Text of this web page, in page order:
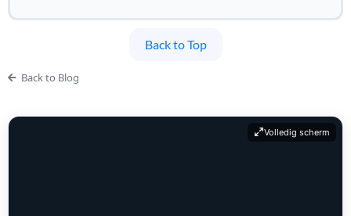
Back to Top
Back to Blog
Volledig scherm